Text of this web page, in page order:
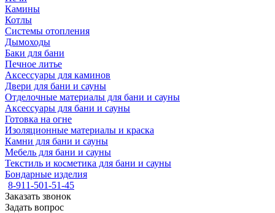
Камины
Котлы
Системы отопления
Дымоходы
Баки для бани
Печное литье
Аксессуары для каминов
Двери для бани и сауны
Отделочные материалы для бани и сауны
Аксессуары для бани и сауны
Готовка на огне
Изоляционные материалы и краска
Камни для бани и сауны
Мебель для бани и сауны
Текстиль и косметика для бани и сауны
Бондарные изделия
8-911-501-51-45
Заказать звонок
Задать вопрос